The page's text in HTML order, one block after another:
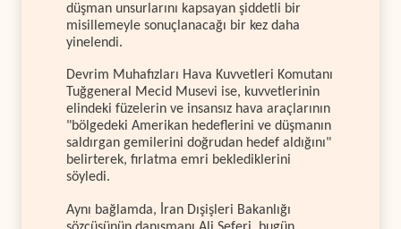
düşman unsurlarını kapsayan şiddetli bir
misillemeyle sonuçlanacağı bir kez daha
yinelendi.
Devrim Muhafızları Hava Kuvvetleri Komutanı
Tuğgeneral Mecid Musevi ise, kuvvetlerinin
elindeki füzelerin ve insansız hava araçlarının
"bölgedeki Amerikan hedeflerini ve düşmanın
saldırgan gemilerini doğrudan hedef aldığını"
belirterek, fırlatma emri beklediklerini
söyledi.
Aynı bağlamda, İran Dışişleri Bakanlığı